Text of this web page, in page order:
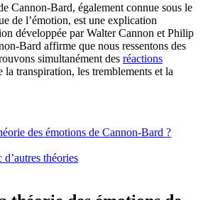
Cannon-Bard, également connue sous le
de l’émotion, est une explication
développée par Walter Cannon et Philip
Bard affirme que nous ressentons des
simultanément des réactions
la transpiration, les tremblements et la
des émotions de Cannon-Bard ?
théories